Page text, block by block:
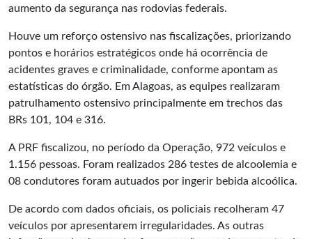
aumento da segurança nas rodovias federais.
Houve um reforço ostensivo nas fiscalizações, priorizando
pontos e horários estratégicos onde há ocorrência de
acidentes graves e criminalidade, conforme apontam as
estatísticas do órgão. Em Alagoas, as equipes realizaram
patrulhamento ostensivo principalmente em trechos das
BRs 101, 104 e 316.
A PRF fiscalizou, no período da Operação, 972 veículos e
1.156 pessoas. Foram realizados 286 testes de alcoolemia e
08 condutores foram autuados por ingerir bebida alcoólica.
De acordo com dados oficiais, os policiais recolheram 47
veículos por apresentarem irregularidades. As outras